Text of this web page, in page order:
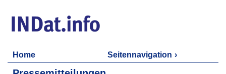
Home Seitennavigation